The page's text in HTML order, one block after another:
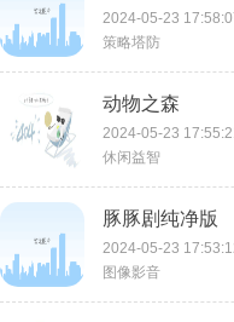
2024-05-23
策略塔防
动物之森
2024-05-23
休闲益智
豚豚剧纯净版
2024-05-23
图像影音